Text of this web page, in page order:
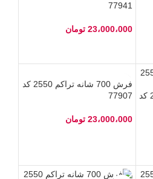
77941
23،000،000 تومان
فرش 700 شانه تراکم 2550 کد
فرش 700 شانه تراکم 2550 کد
77907
23،000،000 تومان